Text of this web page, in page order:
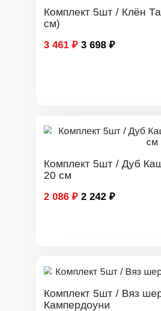
Комплект 5шт / Клён
см)
3 461 ₽ 3 698 ₽
Комплект 5шт / Дуб
20 см
2 086 ₽ 2 242 ₽
Комплект 5шт / Вяз
Кампердоуни